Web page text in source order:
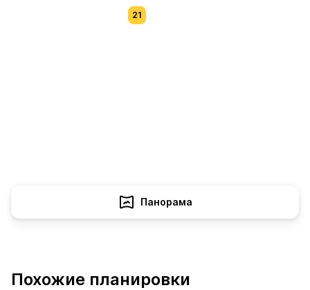
21
Панорама
Похожие планировки